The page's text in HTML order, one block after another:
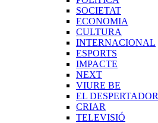
SOCIETAT
ECONOMIA
CULTURA
INTERNACIONAL
ESPORTS
IMPACTE
NEXT
VIURE BE
EL DESPERTADOR
CRIAR
TELEVISIÓ